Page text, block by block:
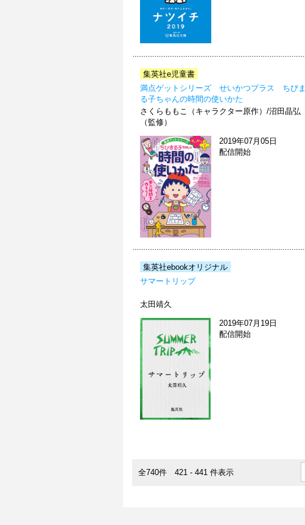
集英社e児童書
満点ゲットシリーズ せいかつプラス ちびま
る子ちゃんの時間の使いかた
さくらももこ（キャラクター原作）/沼田晶弘
（監修）
2019年07月05日
配信開始
集英社ebookオリジナル
サマートリップ
太田靖久
2019年07月19日
配信開始
全740件 421 - 441 件表示